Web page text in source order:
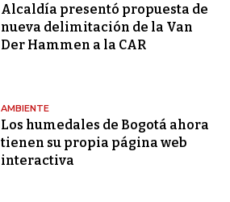
Alcaldía presentó propuesta de
nueva delimitación de la Van
Der Hammen a la CAR
AMBIENTE
Los humedales de Bogotá ahora
tienen su propia página web
interactiva